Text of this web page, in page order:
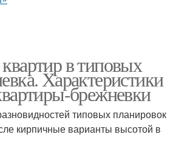
в типовых
Характеристики
брежневки
типовых планировок
кирпичные варианты высотой в